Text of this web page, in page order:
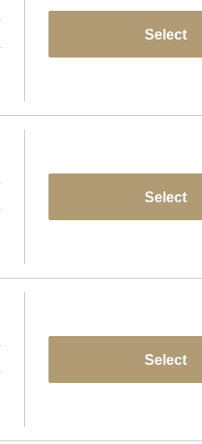
Select
Select
Select